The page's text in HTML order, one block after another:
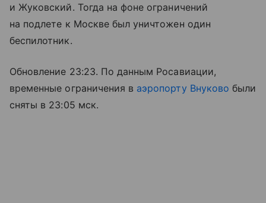
и Жуковский. Тогда на фоне ограничений
на подлете к Москве был уничтожен один
беспилотник.
Обновление 23:23. По данным Росавиации,
временные ограничения в аэропорту Внуково были
сняты в 23:05 мск.